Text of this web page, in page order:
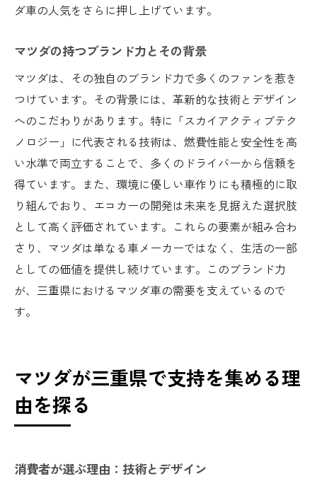
ダ車の人気をさらに押し上げています。
マツダの持つブランド力とその背景
マツダは、その独自のブランド力で多くのファンを惹き
つけています。その背景には、革新的な技術とデザイン
へのこだわりがあります。特に「スカイアクティブテク
ノロジー」に代表される技術は、燃費性能と安全性を高
い水準で両立することで、多くのドライバーから信頼を
得ています。また、環境に優しい車作りにも積極的に取
り組んでおり、エコカーの開発は未来を見据えた選択肢
として高く評価されています。これらの要素が組み合わ
さり、マツダは単なる車メーカーではなく、生活の一部
としての価値を提供し続けています。このブランド力
が、三重県におけるマツダ車の需要を支えているので
す。
マツダが三重県で支持を集める理
由を探る
消費者が選ぶ理由：技術とデザイン